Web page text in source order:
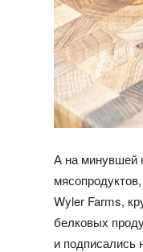
А на минувшей
Wyler Farms,
белковых
и подписались